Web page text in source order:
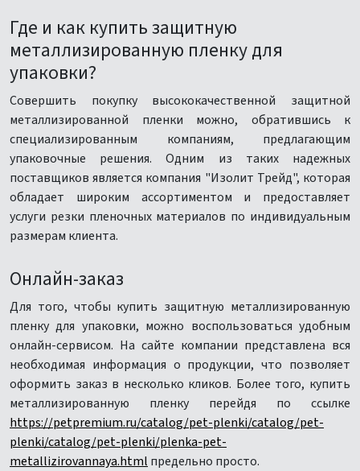
Где и как купить защитную
металлизированную пленку для
упаковки?
Совершить покупку высококачественной защитной
металлизированной пленки можно, обратившись к
специализированным компаниям, предлагающим
упаковочные решения. Одним из таких надежных
поставщиков является компания "Изолит Трейд", которая
обладает широким ассортиментом и предоставляет
услуги резки пленочных материалов по индивидуальным
размерам клиента.
Онлайн-заказ
Для того, чтобы купить защитную металлизированную
пленку для упаковки, можно воспользоваться удобным
онлайн-сервисом. На сайте компании представлена вся
необходимая информация о продукции, что позволяет
оформить заказ в несколько кликов. Более того, купить
металлизированную пленку перейдя по ссылке
https://petpremium.ru/catalog/pet-plenki/catalog/pet-
plenki/catalog/pet-plenki/plenka-pet-
metallizirovannaya.html предельно просто.